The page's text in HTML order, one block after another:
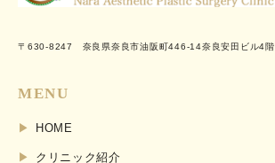
〒630-8247 奈良県奈良市油阪町446-14奈良安田ビル4階
MENU
HOME
クリニック紹介